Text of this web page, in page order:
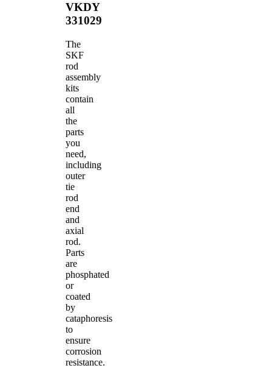
VKDY
331029
The
SKF
rod
assembly
kits
contain
all
the
parts
you
need,
including
outer
tie
rod
end
and
axial
rod.
Parts
are
phosphated
or
coated
by
cataphoresis
to
ensure
corrosion
resistance.